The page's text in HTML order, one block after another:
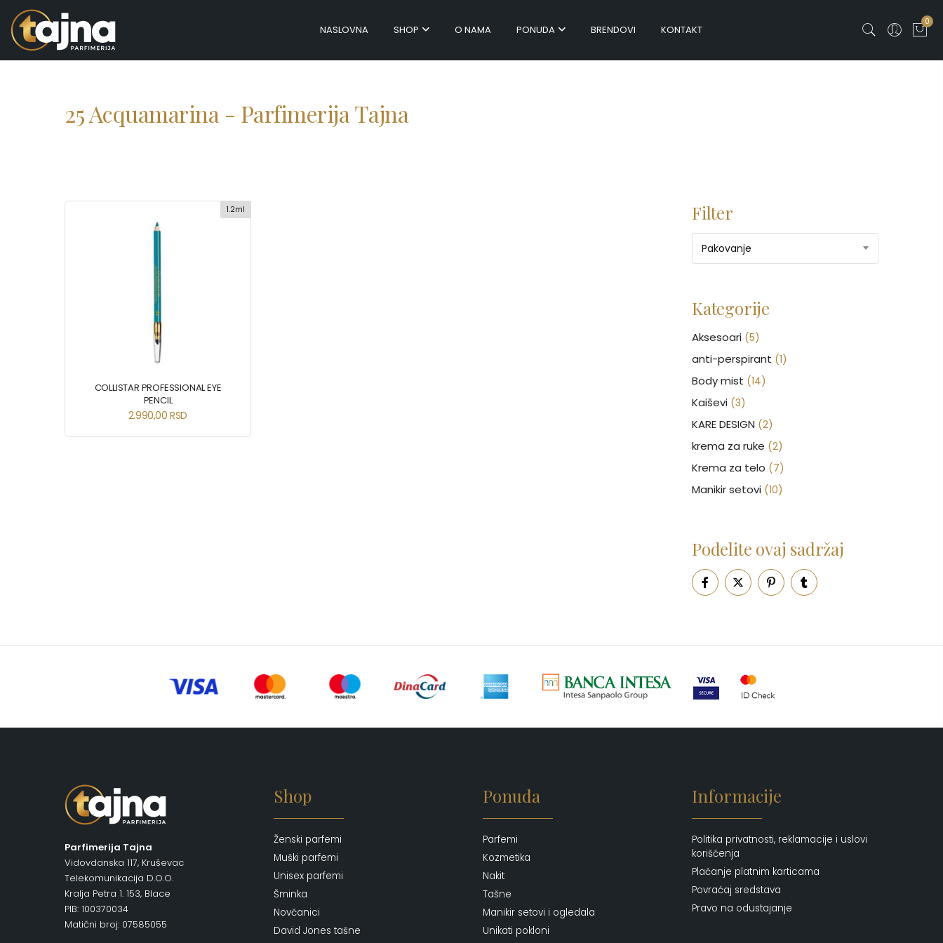
NASLOVNA SHOP O NAMA PONUDA BRENDOVI KONTAKT
0
25 Acquamarina - Parfimerija Tajna
1.2ml
COLLISTAR PROFESSIONAL EYE
PENCIL
2.990,00RSD
Filter
Pakovanje
Kategorije
Aksesoari (5)
anti-perspirant (1)
Body mist (14)
Kaiševi (3)
KARE DESIGN (2)
krema za ruke (2)
Krema za telo (7)
Manikir setovi (10)
Nega lica (88)
Nega tela (93)
Neseseri (16)
Ogledalo (6)
Pepe Jeans Ranac
Putni program (50)
Tašne (69)
Uncategorized
Podelite ovaj sadržaj
Parfimerija Tajna
Vidovdanska 117, Kruševac
Telekomunikacija D.O.O.
Kralja Petra 1. 153, Blace
PIB: 100370034
Matični broj: 07585055
Shop
Ženski parfemi
Muški parfemi
Unisex parfemi
Šminka
Novčanici
David Jones tašne
Ponuda
Parfemi
Kozmetika
Nakit
Tašne
Manikir setovi i ogledala
Unikati pokloni
Informacije
Politika privatnosti, reklamacije i uslovi
korišćenja
Plaćanje platnim karticama
Povraćaj sredstava
Pravo na odustajanje